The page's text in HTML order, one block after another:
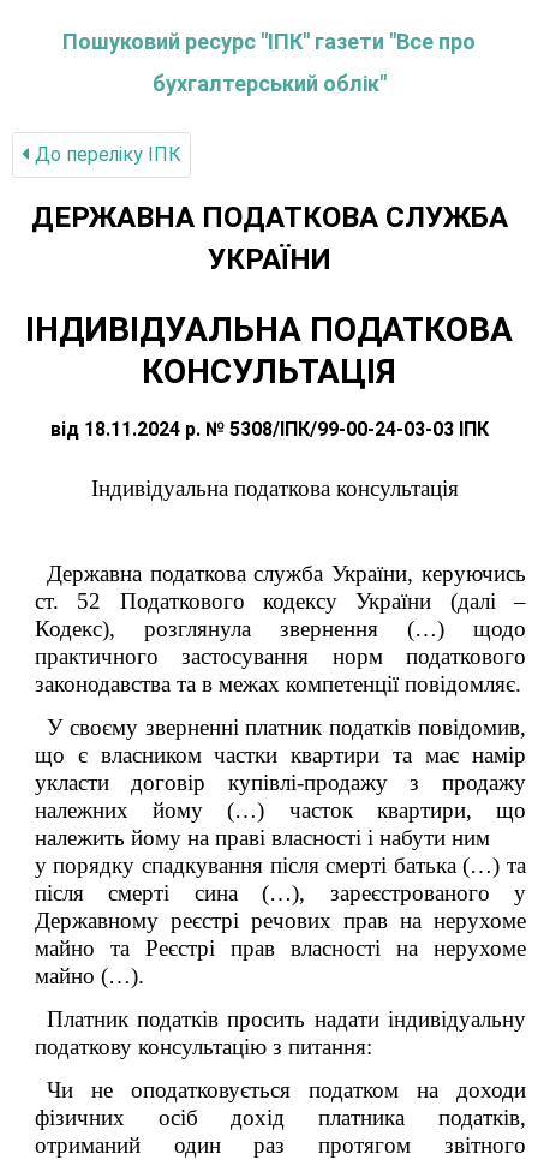
Пошуковий ресурс "ІПК" газети "Все про
бухгалтерський облік"
До переліку IПК
ДЕРЖАВНА ПОДАТКОВА СЛУЖБА
УКРАЇНИ
ІНДИВІДУАЛЬНА ПОДАТКОВА
КОНСУЛЬТАЦІЯ
від 18.11.2024 р. № 5308/ІПК/99-00-24-03-03 ІПК
Індивідуальна податкова консультація
Державна податкова служба України, керуючись
ст. 52 Податкового кодексу України (далі –
Кодекс), розглянула звернення (…) щодо
практичного застосування норм податкового
законодавства та в межах компетенції повідомляє.
У своєму зверненні платник податків повідомив,
що є власником частки квартири та має намір
укласти договір купівлі-продажу з продажу
належних йому (…) часток квартири, що
належить йому на праві власності і набути ним
у порядку спадкування після смерті батька (…) та
після смерті сина (…), зареєстрованого у
Державному реєстрі речових прав на нерухоме
майно та Реєстрі прав власності на нерухоме
майно (…).
Платник податків просить надати індивідуальну
податкову консультацію з питання:
Чи не оподатковується податком на доходи
фізичних осіб дохід платника податків,
отриманий один раз протягом звітного